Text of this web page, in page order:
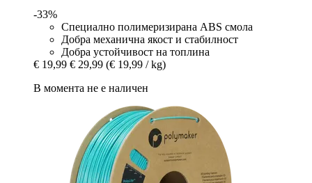
-33%
Специално полимеризирана ABS смола
Добра механична якост и стабилност
Добра устойчивост на топлина
€ 19,99 € 29,99 (€ 19,99 / kg)
В момента не е наличен